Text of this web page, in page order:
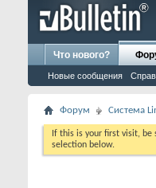
Что нового?
Новые сообщения
Форум Система
If this is your first visit, be
selection below.